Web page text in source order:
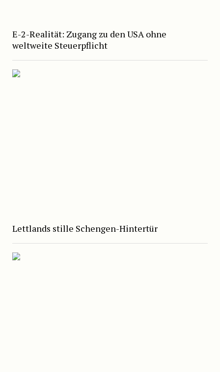
E-2-Realität: Zugang zu den USA ohne
weltweite Steuerpflicht
Lettlands stille Schengen-Hintertür